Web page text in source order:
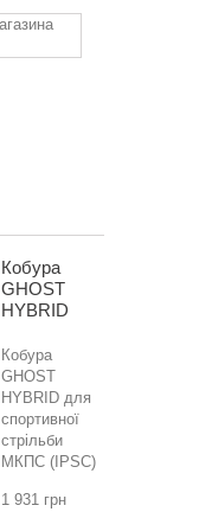
Кобура
GHOST
HYBRID
Кобура
GHOST
HYBRID для
спортивної
стрільби
МКПС (IPSC)
1 931 грн